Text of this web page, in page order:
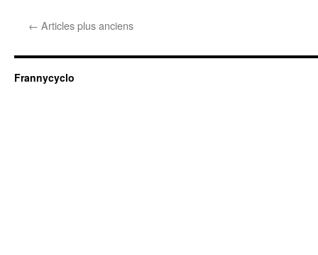
← Articles plus anciens
Frannycyclo